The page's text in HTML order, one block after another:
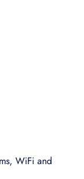
WiFi and